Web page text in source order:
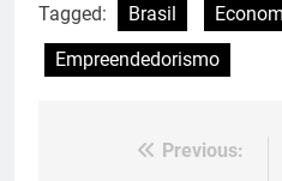
Tagged: Brasil
Empreendedorismo
Navegação
Previous: